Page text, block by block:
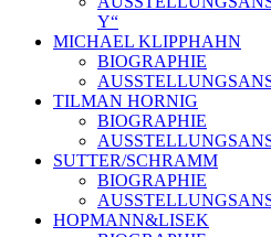
Y“
MICHAEL KLIPPHAHN
BIOGRAPHIE
TILMAN HORNIG
BIOGRAPHIE
SUTTER/SCHRAMM
BIOGRAPHIE
HOPMANN&LISEK